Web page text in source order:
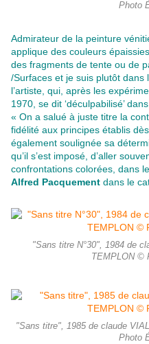
Photo
Admirateur de la peinture
applique des couleurs
des fragments de tente ou de
/Surfaces et je suis plutôt
l’artiste, qui, après les
1970, se dit ‘déculpabilisé’
« On a salué à juste titre la
fidélité aux principes établis
également soulignée sa
qu’il s’est imposé, d’aller
confrontations colorées, dans
Alfred Pacquement dans le
"Sans titre N°30", 1984 de
TEMPLON ©
"Sans titre", 1985 de claude
Photo